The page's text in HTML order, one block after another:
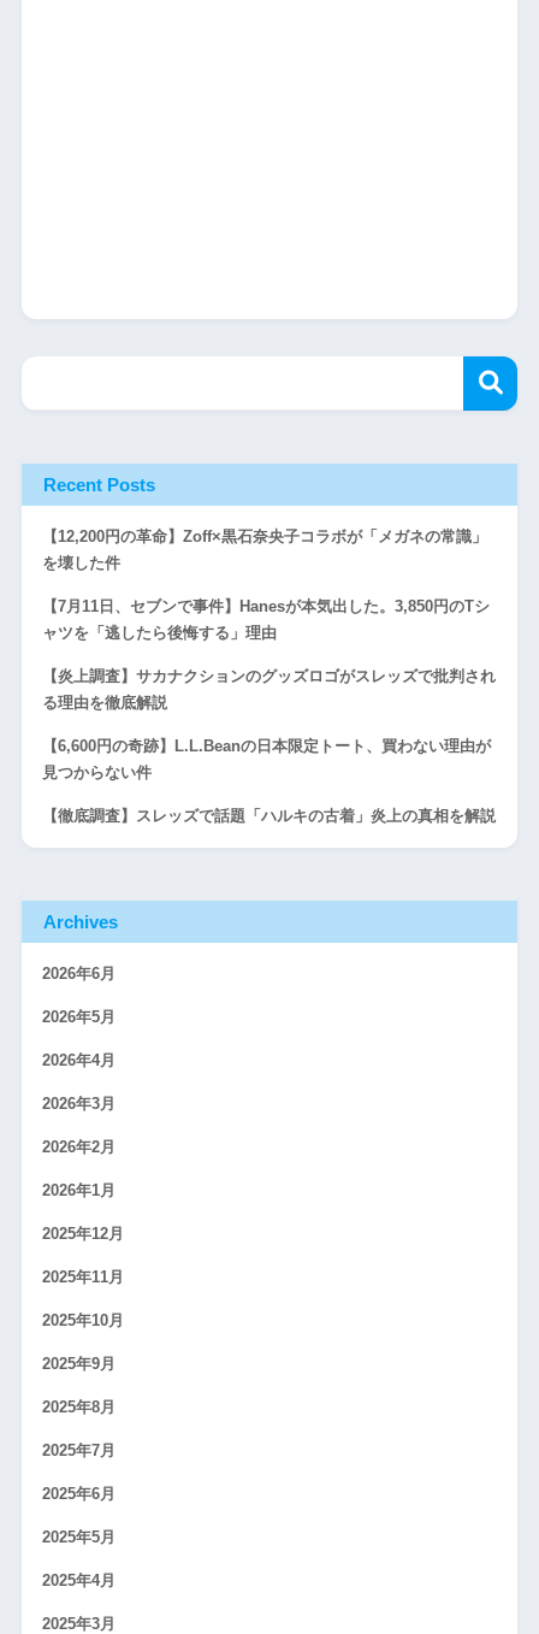
Recent Posts
【12,200円の革命】Zoff×黒石奈央子コラボが「メガネの常識」
を壊した件
【7月11日、セブンで事件】Hanesが本気出した。3,850円のTシ
ャツを「逃したら後悔する」理由
【炎上調査】サカナクションのグッズロゴがスレッズで批判され
る理由を徹底解説
【6,600円の奇跡】L.L.Beanの日本限定トート、買わない理由が
見つからない件
【徹底調査】スレッズで話題「ハルキの古着」炎上の真相を解説
Archives
2026年6月
2026年5月
2026年4月
2026年3月
2026年2月
2026年1月
2025年12月
2025年11月
2025年10月
2025年9月
2025年8月
2025年7月
2025年6月
2025年5月
2025年4月
2025年3月